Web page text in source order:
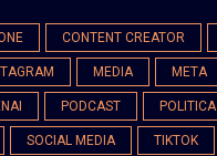
CONTENT CREATOR
MEDIA META
PODCAST POLITICA
SOCIAL MEDIA TIKTOK